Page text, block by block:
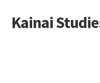
Skip
to
Skip
to
Kainai